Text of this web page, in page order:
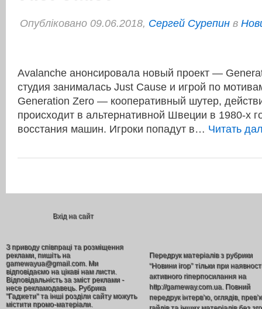
Опубліковано 09.06.2018, Сергей Сурепин в
Avalanche анонсировала новый проект —
студия занималась Just Cause и игрой по
Generation Zero — кооперативный шутер,
происходит в альтернативной Швеции в 1980-х
восстания машин. Игроки попадут в… Читать
Вхід на сайт
З приводу співпраці та розміщення
реклами, пишіть на
gamewayua@gmail.com. Ми
відповідаємо на цікаві нам листи.
Відповідальність за зміст реклами -
несе рекламодавець. Рубрика
"Гаджети" та інші розділи сайту можуть
містити промо-матеріали.
Передрук матеріалів з рубрики
“Новини ігор” тільки при
активного гіперпосилання на
http://gameway.com.ua. Повний
передрук інтерв’ю, оглядів,